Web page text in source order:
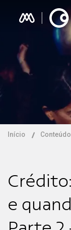
Início Conteúdo
e